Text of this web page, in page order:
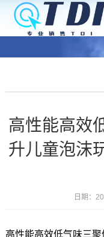
高性能高效
升儿童泡沫
日期：
高性能高效低气味三